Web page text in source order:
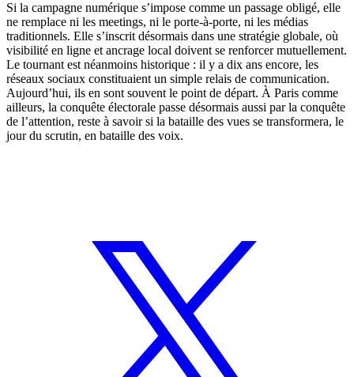
Si la campagne numérique s’impose comme un passage obligé, elle
ne remplace ni les meetings, ni le porte-à-porte, ni les médias
traditionnels. Elle s’inscrit désormais dans une stratégie globale, où
visibilité en ligne et ancrage local doivent se renforcer mutuellement.
Le tournant est néanmoins historique : il y a dix ans encore, les
réseaux sociaux constituaient un simple relais de communication.
Aujourd’hui, ils en sont souvent le point de départ. À Paris comme
ailleurs, la conquête électorale passe désormais aussi par la conquête
de l’attention, reste à savoir si la bataille des vues se transformera, le
jour du scrutin, en bataille des voix.